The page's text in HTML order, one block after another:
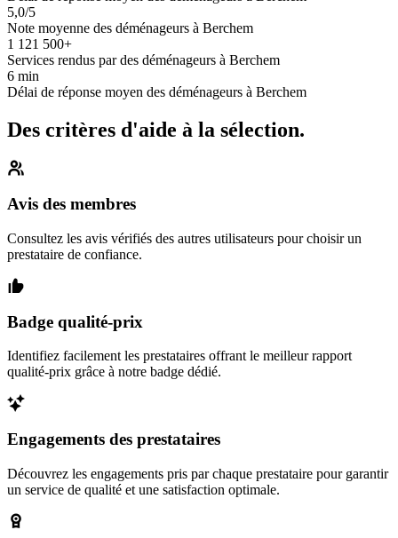
5,0/5
Note moyenne des déménageurs à Berchem
1 121 500+
Services rendus par des déménageurs à Berchem
6 min
Délai de réponse moyen des déménageurs à Berchem
Des critères d'aide à la sélection.
Avis des membres
Consultez les avis vérifiés des autres utilisateurs pour choisir un
prestataire de confiance.
Badge qualité-prix
Identifiez facilement les prestataires offrant le meilleur rapport
qualité-prix grâce à notre badge dédié.
Engagements des prestataires
Découvrez les engagements pris par chaque prestataire pour garantir
un service de qualité et une satisfaction optimale.